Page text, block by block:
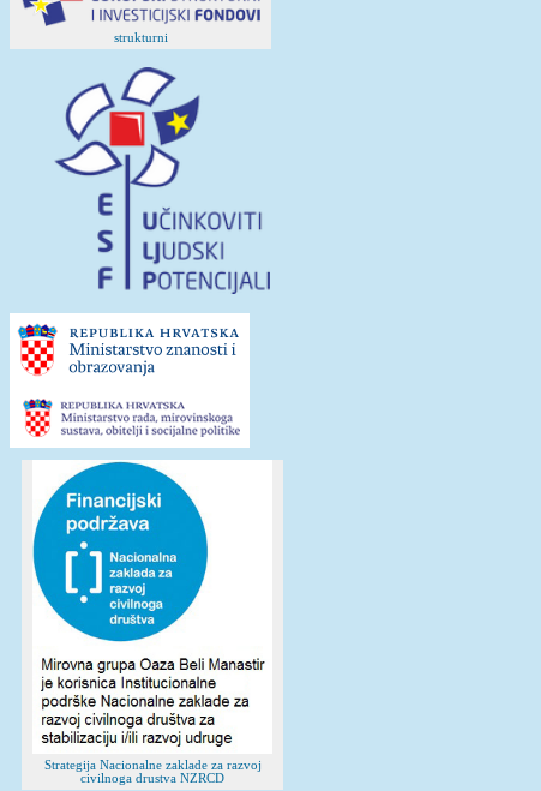
strukturni
Strategija Nacionalne zaklade za razvoj
civilnoga drustva NZRCD